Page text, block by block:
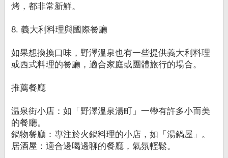
烤，都非常新鮮。
8. 義大利料理與國際餐廳
如果想換換口味，野澤溫泉也有一些提供義大利料理
或西式料理的餐廳，適合家庭或團體旅行的場合。
推薦餐廳
温泉街小店：如「野澤溫泉湯町」一帶有許多小而美
的餐廳。
鍋物餐廳：專注於火鍋料理的小店，如「湯鍋屋」。
居酒屋：適合邊喝邊聊的餐廳，氣氛輕鬆。